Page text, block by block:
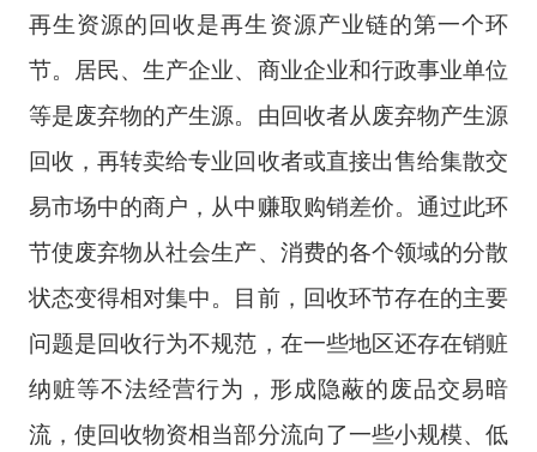
再生资源的回收是再生资源产业链的第一个环
节。居民、生产企业、商业企业和行政事业单位
等是废弃物的产生源。由回收者从废弃物产生源
回收，再转卖给专业回收者或直接出售给集散交
易市场中的商户，从中赚取购销差价。通过此环
节使废弃物从社会生产、消费的各个领域的分散
状态变得相对集中。目前，回收环节存在的主要
问题是回收行为不规范，在一些地区还存在销赃
纳赃等不法经营行为，形成隐蔽的废品交易暗
流，使回收物资相当部分流向了一些小规模、低